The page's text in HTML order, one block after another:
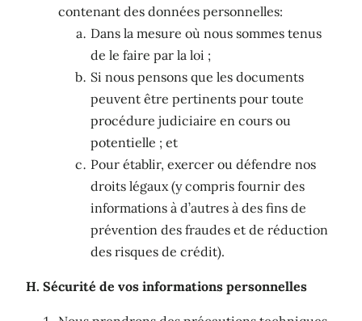
contenant des données personnelles:
Dans la mesure où nous sommes tenus
de le faire par la loi ;
Si nous pensons que les documents
peuvent être pertinents pour toute
procédure judiciaire en cours ou
potentielle ; et
Pour établir, exercer ou défendre nos
droits légaux (y compris fournir des
informations à d’autres à des fins de
prévention des fraudes et de réduction
des risques de crédit).
H. Sécurité de vos informations personnelles